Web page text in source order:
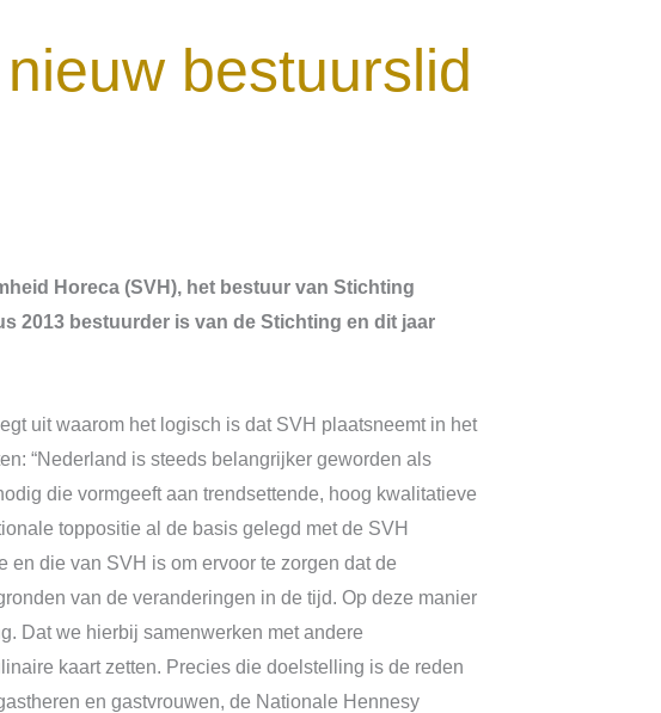
bestuurslid
Horeca (SVH), het bestuur van Stichting
2013 bestuurder is van de Stichting en dit jaar
uit waarom het logisch is dat SVH plaatsneemt in het
“Nederland is steeds belangrijker geworden als
die vormgeeft aan trendsettende, hoog kwalitatieve
toppositie al de basis gelegd met de SVH
die van SVH is om ervoor te zorgen dat de
van de veranderingen in de tijd. Op deze manier
Dat we hierbij samenwerken met andere
kaart zetten. Precies die doelstelling is de reden
en gastvrouwen, de Nationale Hennesy